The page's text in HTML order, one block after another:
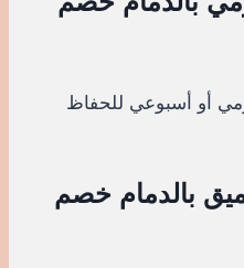
أو أسبوعي للحفاظ
بالدمام خصم